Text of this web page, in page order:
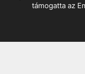
támogatta az